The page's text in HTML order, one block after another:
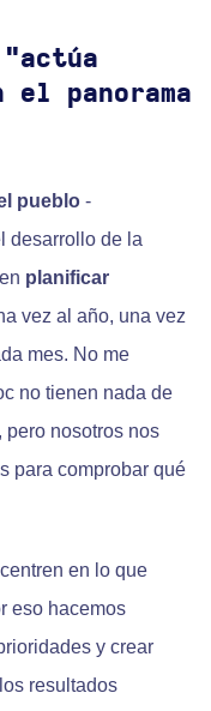
panorama
pueblo -
desarrollo de la
planificar
vez al año, una vez
mes. No me
no tienen nada de
pero nosotros nos
para comprobar qué
en lo que
eso hacemos
y crear
resultados